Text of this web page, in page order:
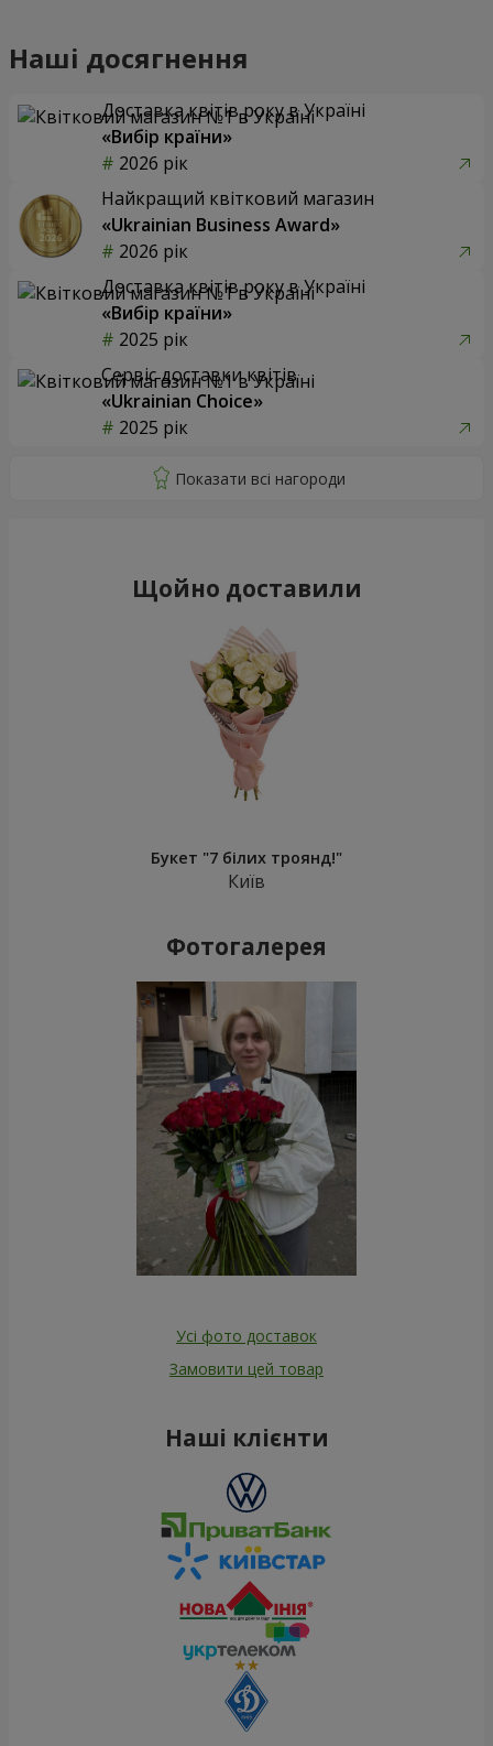
Наші досягнення
Доставка квітів року в Україні
«Вибір країни»
2026 рік
Найкращий квітковий магазин
«Ukrainian Business Award»
2026 рік
Доставка квітів року в Україні
«Вибір країни»
2025 рік
Сервіс доставки квітів
«Ukrainian Choice»
2025 рік
Щойно доставили
Букет "7 білих троянд!"
Київ
Фотогалерея
Усі фото доставок
Замовити цей товар
Наші клієнти